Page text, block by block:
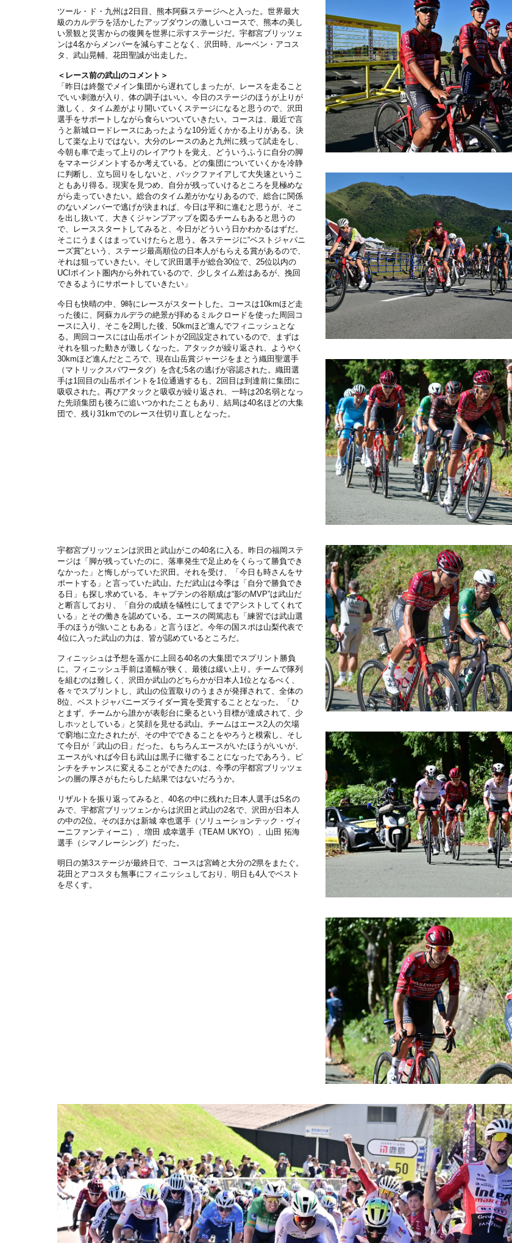
ツール・ド・九州は2日目、熊本阿蘇ステージへと入った。世界最大
級のカルデラを活かしたアップダウンの激しいコースで、熊本の美し
い景観と災害からの復興を世界に示すステージだ。宇都宮ブリッツェ
ンは4名からメンバーを減らすことなく、沢田時、ルーベン・アコス
タ、武山晃輔、花田聖誠が出走した。
＜レース前の武山のコメント＞
「昨日は終盤でメイン集団から遅れてしまったが、レースを走ること
でいい刺激が入り、体の調子はいい。今日のステージのほうが上りが
激しく、タイム差がより開いていくステージになると思うので、沢田
選手をサポートしながら食らいついていきたい。コースは、最近で言
うと新城ロードレースにあったような10分近くかかる上りがある。決
して楽な上りではない。大分のレースのあと九州に残って試走をし、
今朝も車で走って上りのレイアウトを覚え、どういうふうに自分の脚
をマネージメントするか考えている。どの集団についていくかを冷静
に判断し、立ち回りをしないと、バックファイアして大失速というこ
ともあり得る。現実を見つめ、自分が残っていけるところを見極めな
がら走っていきたい。総合のタイム差がかなりあるので、総合に関係
のないメンバーで逃げが決まれば、今日は平和に進むと思うが、そこ
を出し抜いて、大きくジャンプアップを図るチームもあると思うの
で、レーススタートしてみると、今日がどういう日かわかるはずだ。
そこにうまくはまっていけたらと思う。各ステージに“ベストジャパニ
ーズ賞”という、ステージ最高順位の日本人がもらえる賞があるので、
それは狙っていきたい。そして沢田選手が総合30位で、25位以内の
UCIポイント圏内から外れているので、少しタイム差はあるが、挽回
できるようにサポートしていきたい」
今日も快晴の中、9時にレースがスタートした。コースは10kmほど走
った後に、阿蘇カルデラの絶景が拝めるミルクロードを使った周回コ
ースに入り、そこを2周した後、50kmほど進んでフィニッシュとな
る。周回コースには山岳ポイントが2回設定されているので、まずは
それを狙った動きが激しくなった。アタックが繰り返され、ようやく
30kmほど進んだところで、現在山岳賞ジャージをまとう織田聖選手
（マトリックスパワータグ）を含む5名の逃げが容認された。織田選
手は1回目の山岳ポイントを1位通過するも、2回目は到達前に集団に
吸収された。再びアタックと吸収が繰り返され、一時は20名弱となっ
た先頭集団も後ろに追いつかれたこともあり、結局は40名ほどの大集
団で、残り31kmでのレース仕切り直しとなった。
宇都宮ブリッツェンは沢田と武山がこの40名に入る。昨日の福岡ステ
ージは「脚が残っていたのに、落車発生で足止めをくらって勝負でき
なかった」と悔しがっていた沢田。それを受け、「今日も時さんをサ
ポートする」と言っていた武山。ただ武山は今季は「自分で勝負でき
る日」も探し求めている。キャプテンの谷順成は“影のMVP”は武山だ
と断言しており、「自分の成績を犠牲にしてまでアシストしてくれて
いる」とその働きを認めている。エースの岡篤志も「練習では武山選
手のほうが強いこともある」と言うほど。今年の国スポは山梨代表で
4位に入った武山の力は、皆が認めているところだ。
フィニッシュは予想を遥かに上回る40名の大集団でスプリント勝負
に。フィニッシュ手前は道幅が狭く、最後は緩い上り。チームで隊列
を組むのは難しく、沢田か武山のどちらかが日本人1位となるべく、
各々でスプリントし、武山の位置取りのうまさが発揮されて、全体の
8位、ベストジャパニーズライダー賞を受賞することとなった。「ひ
とまず、チームから誰かが表彰台に乗るという目標が達成されて、少
しホッとしている」と笑顔を見せる武山。チームはエース2人の欠場
で窮地に立たされたが、その中でできることをやろうと模索し、そし
て今日が「武山の日」だった。もちろんエースがいたほうがいいが、
エースがいれば今日も武山は黒子に徹することになったであろう。ピ
ンチをチャンスに変えることができたのは、今季の宇都宮ブリッツェ
ンの層の厚さがもたらした結果ではないだろうか。
リザルトを振り返ってみると、40名の中に残れた日本人選手は5名の
みで、宇都宮ブリッツェンからは沢田と武山の2名で、沢田が日本人
の中の2位。そのほかは新城 幸也選手（ソリューションテック・ヴィ
ーニファンティーニ）、増田 成幸選手（TEAM UKYO）、山田 拓海
選手（シマノレーシング）だった。
明日の第3ステージが最終日で、コースは宮崎と大分の2県をまたぐ。
花田とアコスタも無事にフィニッシュしており、明日も4人でベスト
を尽くす。